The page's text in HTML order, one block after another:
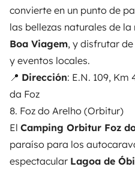
convierte en un punto de
las bellezas naturales de
Boa Viagem, y disfrutar
y eventos locales.
📍 Dirección: E.N. 109, Km
da Foz
8. Foz do Arelho (Orbitur)
El Camping Orbitur Foz
paraíso para los
espectacular Lagoa de